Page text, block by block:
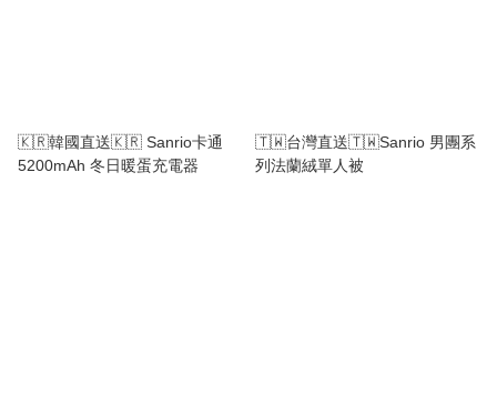
🇰🇷韓國直送🇰🇷 Sanrio卡通
5200mAh 冬日暖蛋充電器
🇹🇼台灣直送🇹🇼Sanrio 男團系
列法蘭絨單人被